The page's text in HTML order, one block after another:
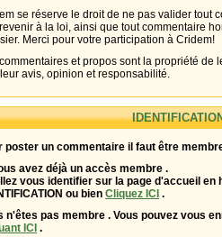
se réserve le droit de ne pas valider tout
à la loi, ainsi que tout commentaire
Merci pour votre participation à Cridem!
et propos sont la propriété de
avis, opinion et responsabilité.
poster un commentaire il faut être
avez déjà un accès membre .
vous identifier sur la page d'accueil en
ou bien Cliquez ICI .
n'êtes pas membre . Vous pouvez vous
ICI .